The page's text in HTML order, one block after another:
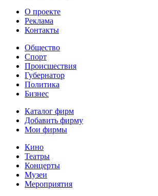
О проекте
Реклама
Контакты
Общество
Спорт
Происшествия
Губернатор
Политика
Бизнес
Каталог фирм
Добавить фирму
Мои фирмы
Кино
Театры
Концерты
Музеи
Мероприятия